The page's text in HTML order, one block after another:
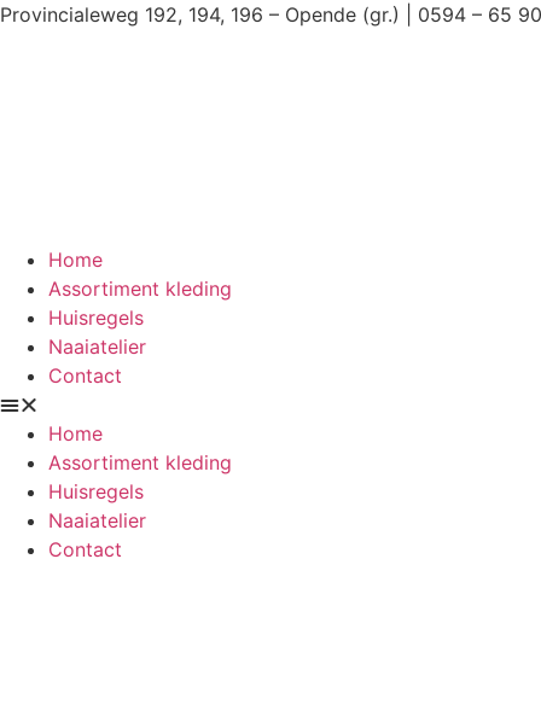
Ga
Provincialeweg 192, 194, 196 – Opende (gr.) | 0594 – 65
Home
Assortiment kleding
Huisregels
Naaiatelier
Contact
Home
Assortiment kleding
Huisregels
Naaiatelier
Contact